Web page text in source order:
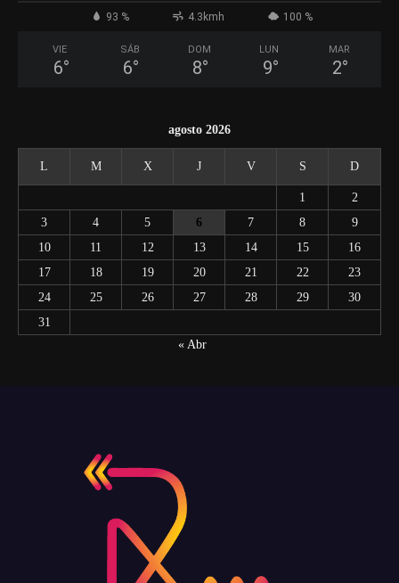
93 % 4.3kmh 100 %
VIE
6°
SÁB
6°
DOM
8°
LUN
9°
MAR
2°
agosto 2026
L M X J V S D
1
2
3
4 5 6 7 8
9
10
11 12 13 14 15
16
17
18 19 20 21 22
23
24
25 26 27 28 29
30
31
« Abr